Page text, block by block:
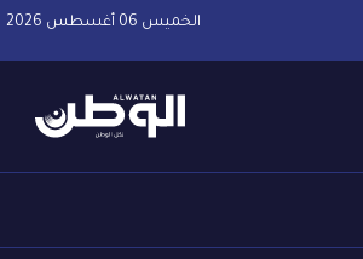
الخميس 06 أغسطس 2026